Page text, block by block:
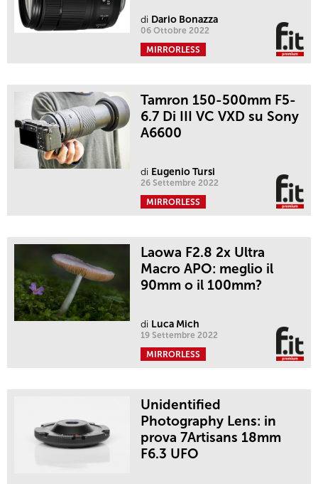
di Dario Bonazza
06 Ottobre 2022
MIRRORLESS
Tamron 150-500mm F5-
6.7 Di III VC VXD su Sony
A6600
di Eugenio Tursi
26 Settembre 2022
MIRRORLESS
Laowa F2.8 2x Ultra
Macro APO: meglio il
90mm o il 100mm?
di Luca Mich
19 Settembre 2022
MIRRORLESS
Unidentified
Photography Lens: in
prova 7Artisans 18mm
F6.3 UFO